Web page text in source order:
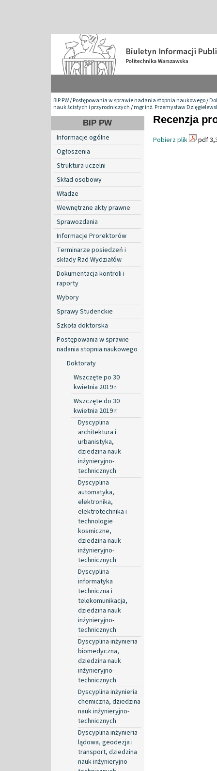
BIP PW/Postępowania w sprawie nadania stopnia naukowego/
nauk ścisłych i przyrodniczych/mgr inż. Przemysław
BIP PW
Informacje ogólne
Ogłoszenia
Struktura uczelni
Skład osobowy
Władze
Wewnętrzne akty prawne
Sprawozdania
Informacje Prorektorów
Terminarze posiedzeń i
składy Rad Wydziałów
Dokumentacja kontroli i
raporty
Wybory
Sprawy Studenckie
Szkoła doktorska
Postępowania w sprawie
nadania stopnia naukowego
Doktoraty
Wszczęte po 30
kwietnia 2019 r.
Wszczęte do 30
kwietnia 2019 r.
Dyscyplina
architektura i
urbanistyka,
dziedzina nauk
inżynieryjno-
technicznych
Dyscyplina
automatyka,
elektronika,
elektrotechnika i
technologie
kosmiczne,
dziedzina nauk
inżynieryjno-
technicznych
Dyscyplina
informatyka
techniczna i
telekomunikacja,
dziedzina nauk
inżynieryjno-
technicznych
Dyscyplina inżynieria
biomedyczna,
dziedzina nauk
inżynieryjno-
technicznych
Dyscyplina inżynieria
chemiczna, dziedzina
nauk inżynieryjno-
technicznych
Dyscyplina inżynieria
lądowa, geodezja i
transport, dziedzina
nauk inżynieryjno-
Recenzja
Pobierz plik pdf